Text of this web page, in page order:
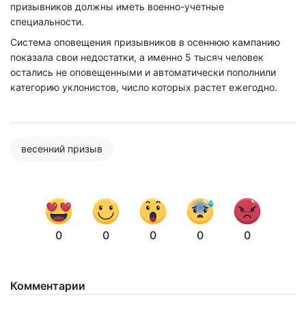
призывников должны иметь военно-учетные
специальности.
Система оповещения призывников в осеннюю кампанию
показала свои недостатки, а именно 5 тысяч человек
остались не оповещенными и автоматически пополнили
категорию уклонистов, число которых растет ежегодно.
весенний призыв
0 0 0 0 0
Комментарии